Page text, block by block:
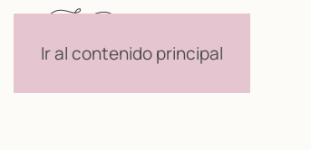
Ir al contenido principal